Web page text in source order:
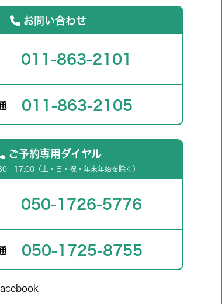
お問い合わせ
011-863-2101
011-863-2105
ご予約専用ダイヤル
- 17:00（土・日・祝・年末年始を除く）
050-1726-5776
050-1725-8755